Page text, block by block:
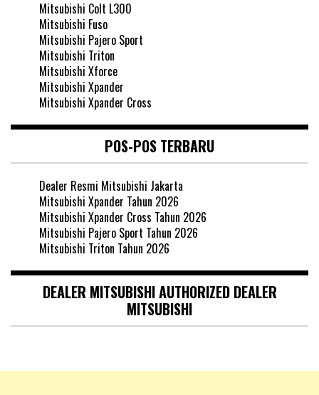
Mitsubishi Colt L300
Mitsubishi Fuso
Mitsubishi Pajero Sport
Mitsubishi Triton
Mitsubishi Xforce
Mitsubishi Xpander
Mitsubishi Xpander Cross
POS-POS TERBARU
Dealer Resmi Mitsubishi Jakarta
Mitsubishi Xpander Tahun 2026
Mitsubishi Xpander Cross Tahun 2026
Mitsubishi Pajero Sport Tahun 2026
Mitsubishi Triton Tahun 2026
DEALER MITSUBISHI AUTHORIZED DEALER
MITSUBISHI